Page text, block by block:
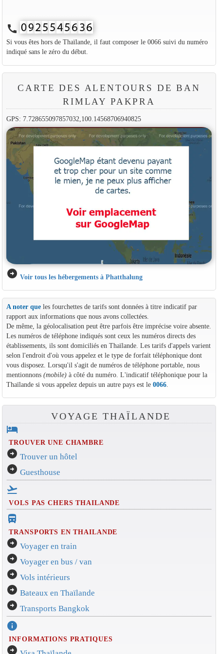
call
Si vous êtes hors de Thaïlande, il faut composer le 0066 suivi du numéro
indiqué sans le zéro du début.
CARTE DES ALENTOURS DE BAN
RIMLAY PAKPRA
GPS: 7.728655097857032,100.14568706940825
arrow_circle_right Voir tous les hébergements à Phatthalung
A noter queles fourchettes de tarifs sont données à titre indicatif par
rapport aux informations que nous avons collectées.
De même, la géolocalisation peut être parfois être imprécise voire absente.
Les numéros de téléphone indiqués sont ceux les numéros directs des
établissements, ils sont domiciliés en Thaïlande. Les tarifs d'appels varient
selon l'endroit d'où vous appelez et le type de forfait téléphonique dont
vous disposez. Lorsqu'il s'agit de numéros de téléphone portable, nous
mentionnons (mobile)à côté du numéro. L'indicatif téléphonique pour la
Thaïlande si vous appelez depuis un autre pays est le 0066.
VOYAGE THAÏLANDE
hotel
TROUVER UNE CHAMBRE
arrow_circle_right Trouver un hôtel
arrow_circle_right Guesthouse
flight_takeoff
VOLS PAS CHERS THAILANDE
directions_bus_filled
TRANSPORTS EN THAILANDE
arrow_circle_right Voyager en train
arrow_circle_right Voyager en bus / van
arrow_circle_right Vols intérieurs
arrow_circle_right Bateaux en Thaïlande
arrow_circle_right Transports Bangkok
info
INFORMATIONS PRATIQUES
arrow_circle_right